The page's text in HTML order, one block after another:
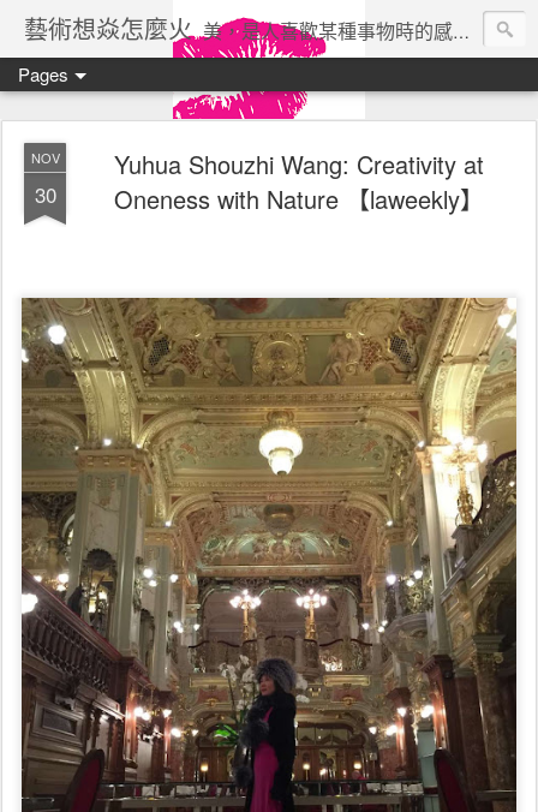
藝術想焱怎麼火 美，是人喜歡某種事物時的感受。美所帶來的快樂是一種沒有利害關係的、自由的快樂。 ——瓦西列夫
Pages
NOV
30
Yuhua Shouzhi Wang: Creativity at
Oneness with Nature 【laweekly】